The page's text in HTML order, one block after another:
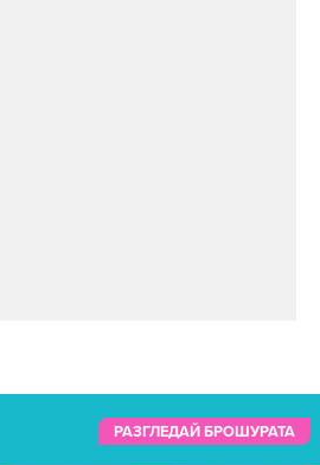
РАЗГЛЕДАЙ БРОШУРАТА